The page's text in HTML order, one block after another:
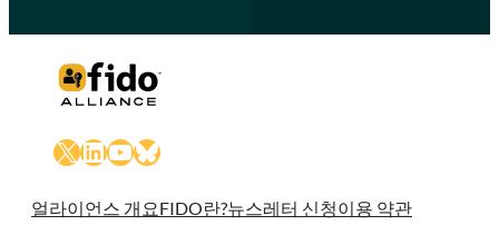
X LinkedIn
YouTube
Bluesky
얼라이언스 개요FIDO란?뉴스레터 신청이용 약관